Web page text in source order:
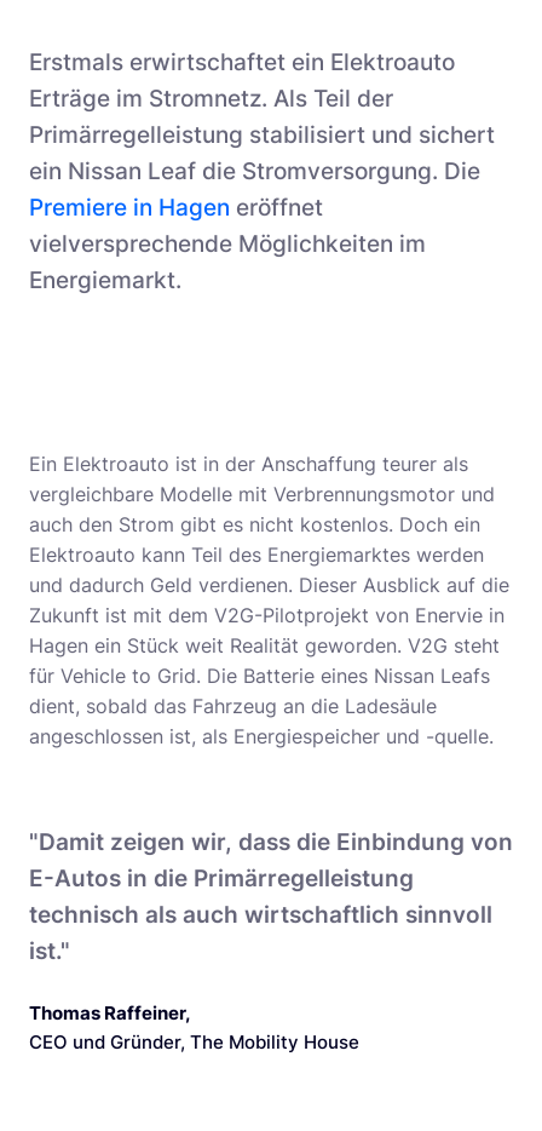
Erstmals erwirtschaftet ein Elektroauto
Erträge im Stromnetz. Als Teil der
Primärregelleistung stabilisiert und sichert
ein Nissan Leaf die Stromversorgung. Die
Premiere in Hagen eröffnet
vielversprechende Möglichkeiten im
Energiemarkt.
Ein Elektroauto ist in der Anschaffung teurer als
vergleichbare Modelle mit Verbrennungsmotor und
auch den Strom gibt es nicht kostenlos. Doch ein
Elektroauto kann Teil des Energiemarktes werden
und dadurch Geld verdienen. Dieser Ausblick auf die
Zukunft ist mit dem V2G-Pilotprojekt von Enervie in
Hagen ein Stück weit Realität geworden. V2G steht
für Vehicle to Grid. Die Batterie eines Nissan Leafs
dient, sobald das Fahrzeug an die Ladesäule
angeschlossen ist, als Energiespeicher und -quelle.
"Damit zeigen wir, dass die Einbindung von
E-Autos in die Primärregelleistung
technisch als auch wirtschaftlich sinnvoll
ist."
Thomas Raffeiner,
CEO und Gründer, The Mobility House